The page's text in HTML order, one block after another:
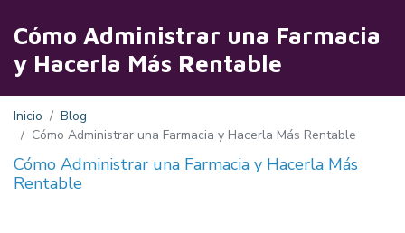
Cómo Administrar una Farmacia
y Hacerla Más Rentable
Inicio
Blog
Cómo Administrar una Farmacia y Hacerla Más Rentable
Cómo Administrar una Farmacia y Hacerla Más
Rentable